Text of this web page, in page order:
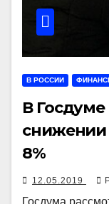
В РОССИИ
В
снижении
8%
12.05.2019
Госдума